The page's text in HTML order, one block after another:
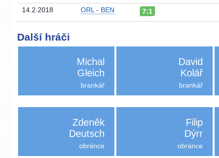
14.2.2018 ORL - BEN 7:1
Další hráči
Michal
Gleich
brankář
David
Kolář
brankář
Zdeněk
Deutsch
obránce
Filip
Dýrr
obránce